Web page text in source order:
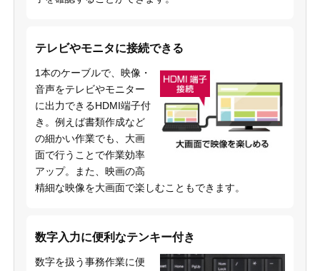
テレビやモニタに接続できる
1本のケーブルで、映像・
音声をテレビやモニター
に出力できるHDMI端子付
き。例えば書類作成など
の細かい作業でも、大画
面で行うことで作業効率
アップ。また、映画の高
精細な映像を大画面で楽しむこともできます。
数字入力に便利なテンキー付き
数字を扱う事務作業に便